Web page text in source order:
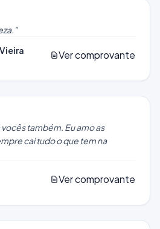
"
Ver comprovante
também. Eu amo as
cai tudo o que tem na
Ver comprovante